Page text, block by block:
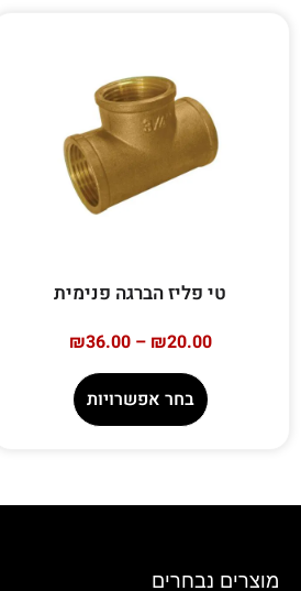
טי פליז הברגה פנימית
₪20.00
–
₪36.00
בחר אפשרויות
מוצרים נבחרים